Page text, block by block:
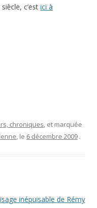
c’est ici à
chroniques, et marquée
, le 6 décembre 2009 .
inépuisable de Rémy